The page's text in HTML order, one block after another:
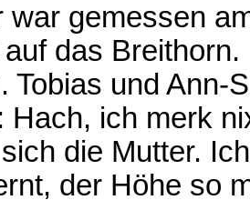
war gemessen
das
Tobias und Ann-
Hach, ich merk
die Mutter.
der Höhe so